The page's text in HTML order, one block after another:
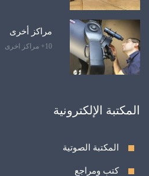
مراكز أخرى
10+ مراكز اخرى
المكتبة الإلكترونية
المكتبة الصوتية
كتب ومراجع